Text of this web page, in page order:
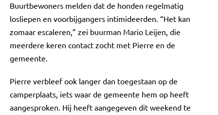
Buurtbewoners melden dat de honden regelmatig
losliepen en voorbijgangers intimideerden. “Het kan
zomaar escaleren,” zei buurman Mario Leijen, die
meerdere keren contact zocht met Pierre en de
gemeente.
Pierre verbleef ook langer dan toegestaan op de
camperplaats, iets waar de gemeente hem op heeft
aangesproken. Hij heeft aangegeven dit weekend te